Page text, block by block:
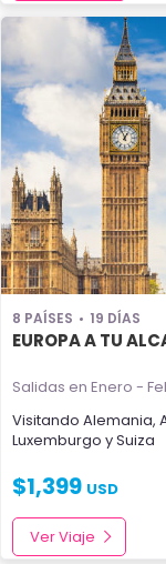
8 PAÍSES 19 DÍAS
EUROPA A TU
Salidas en Enero -
Visitando Alemania,
Luxemburgo ySuiza
$1,399 USD
Ver Viaje